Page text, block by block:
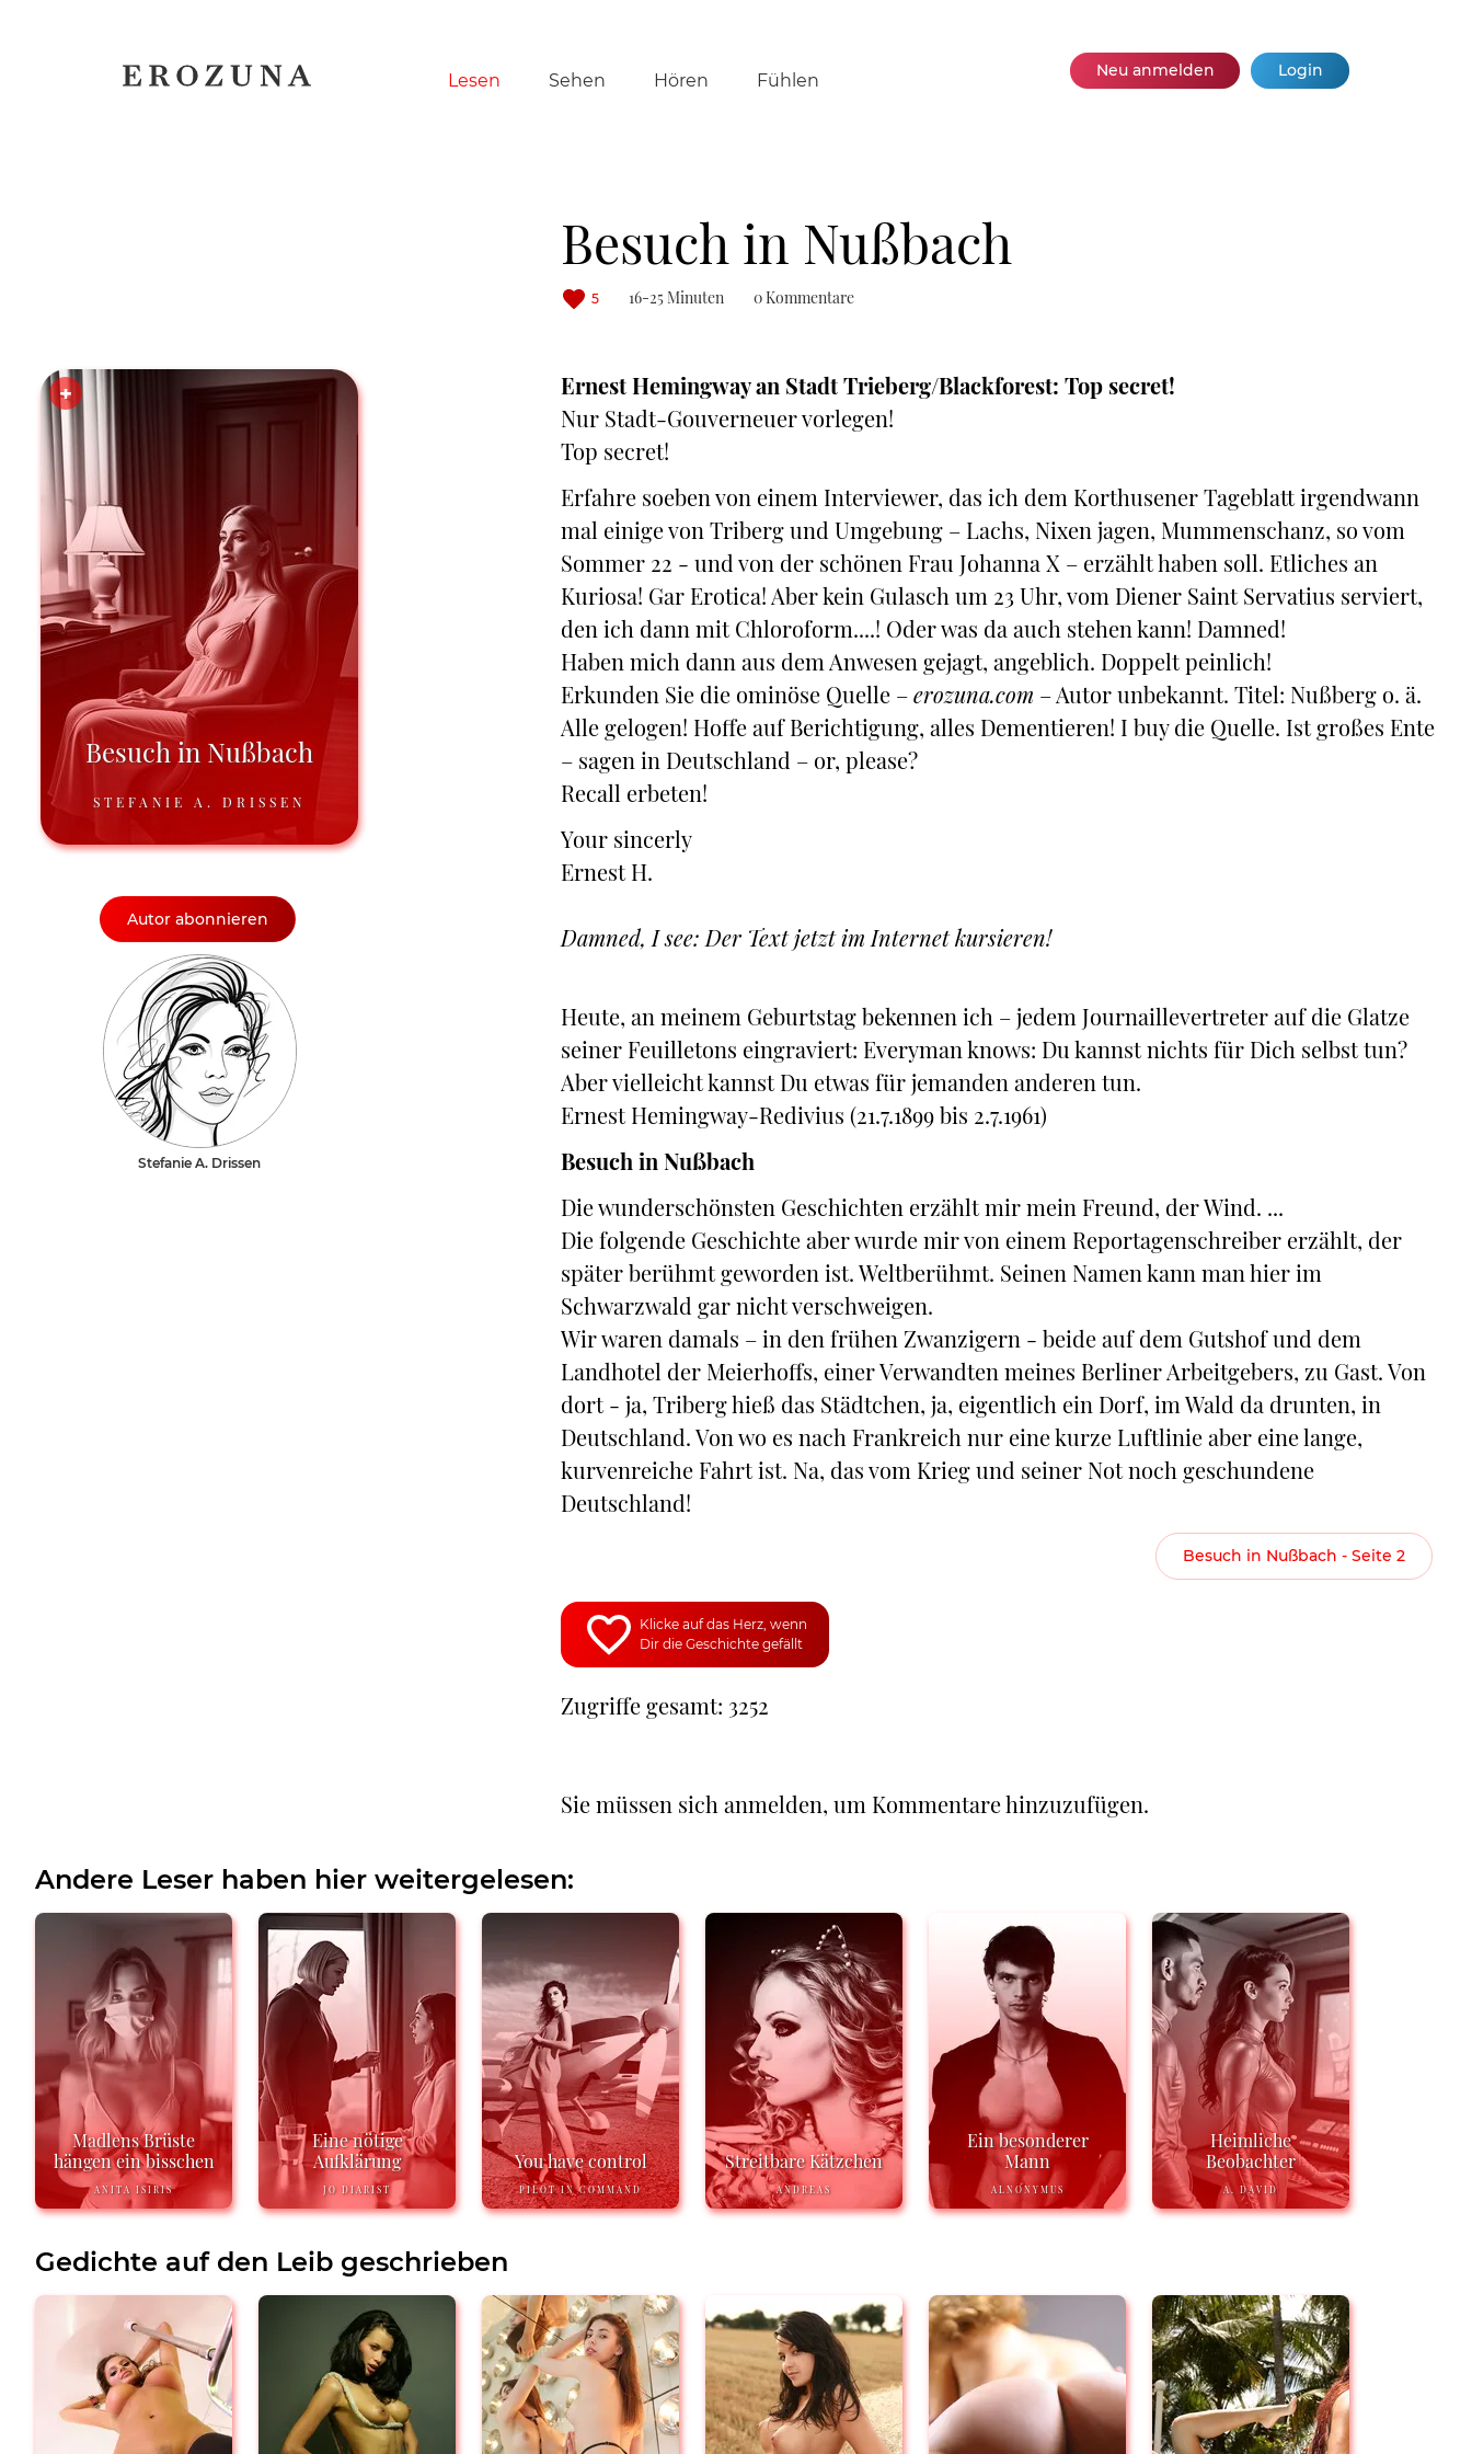
Navigation
Lesen Sehen Hören Fühlen Neu anmelden Login
Besuch in Nußbach
5 16-25 Minuten 0 Kommentare
Besuch in Nußbach
STEFANIE A. DRISSEN
Autor abonnieren
Stefanie A. Drissen
Ernest Hemingway an Stadt Trieberg/Blackforest: Top secret!
Nur Stadt-Gouverneuer vorlegen!
Top secret!
Erfahre soeben von einem Interviewer, das ich dem Korthusener Tageblatt irgendwann
mal einige von Triberg und Umgebung – Lachs, Nixen jagen, Mummenschanz, so vom
Sommer 22 - und von der schönen Frau Johanna X – erzählt haben soll. Etliches an
Kuriosa! Gar Erotica! Aber kein Gulasch um 23 Uhr, vom Diener Saint Servatius serviert,
den ich dann mit Chloroform....! Oder was da auch stehen kann! Damned!
Haben mich dann aus dem Anwesen gejagt, angeblich. Doppelt peinlich!
Erkunden Sie die ominöse Quelle –erozuna.com – Autor unbekannt. Titel: Nußberg o. ä.
Alle gelogen! Hoffe auf Berichtigung, alles Dementieren! I buy die Quelle. Ist großes Ente
– sagen in Deutschland – or, please?
Recall erbeten!
Your sincerly
Ernest H.
Damned, I see: Der Text jetzt im Internet kursieren!
Heute, an meinem Geburtstag bekennen ich – jedem Journaillevertreter auf die Glatze
seiner Feuilletons eingraviert: Everyman knows: Du kannst nichts für Dich selbst tun?
Aber vielleicht kannst Du etwas für jemanden anderen tun.
Ernest Hemingway-Redivius (21.7.1899 bis 2.7.1961)
Besuch in Nußbach
Die wunderschönsten Geschichten erzählt mir mein Freund, der Wind. ...
Die folgende Geschichte aber wurde mir von einem Reportagenschreiber erzählt, der
später berühmt geworden ist. Weltberühmt. Seinen Namen kann man hier im
Schwarzwald gar nicht verschweigen.
Wir waren damals – in den frühen Zwanzigern - beide auf dem Gutshof und dem
Landhotel der Meierhoffs, einer Verwandten meines Berliner Arbeitgebers, zu Gast. Von
dort - ja, Triberg hieß das Städtchen, ja, eigentlich ein Dorf, im Wald da drunten, in
Deutschland. Von wo es nach Frankreich nur eine kurze Luftlinie aber eine lange,
kurvenreiche Fahrt ist. Na, das vom Krieg und seiner Not noch geschundene
Deutschland!
Besuch in Nußbach - Seite 2
Klicke auf das Herz, wenn
Dir die Geschichte gefällt
Zugriffe gesamt: 3252
Sie müssen sich anmelden, um Kommentare hinzuzufügen.
Andere Leser haben hier weitergelesen:
Madlens Brüste
hängen ein bisschen
ANITA ISIRIS
Eine nötige
Aufklärung
JO DIARIST
You have control
PILOT IN COMMAND
Streitbare Kätzchen
ANDREAS
Ein besonderer
Mann
ALNONYMUS
Heimliche
Beobachter
A. DAVID
Gedichte auf den Leib geschrieben